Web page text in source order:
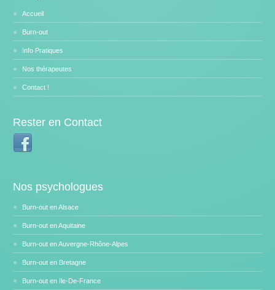
Accueil
Burn-out
Info Pratiques
Nos thérapeutes
Contact !
Rester en Contact
Nos psychologues
Burn-out en Alsace
Burn-out en Aquitaine
Burn-out en Auvergne-Rhône-Alpes
Burn-out en Bretagne
Burn-out en Ile-De-France